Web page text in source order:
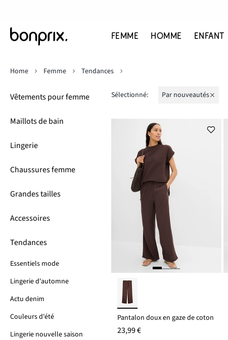
FEMME HOMME ENFANT
Vêtements pour femme
Maillots de bain
Lingerie
Chaussures femme
Grandes tailles
Accessoires
Tendances
Essentiels mode
Lingerie d'automne
Actu denim
Couleurs d'été
Lingerie nouvelle saison
Home Femme Tendances
Sélectionné: Par nouveautés
Pantalon doux en gaze de coton
23,99 €